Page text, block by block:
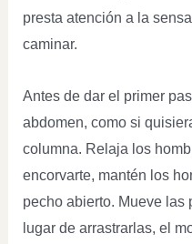
presta atención a la
caminar.
Antes de dar el primer
abdomen, como si
columna. Relaja los
encorvarte, mantén los
pecho abierto. Mueve las
lugar de arrastrarlas, el